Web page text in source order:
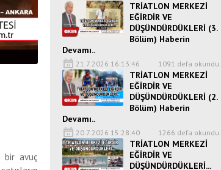
bir avuç
TRİATLON MERKEZİ
EĞİRDİR VE
DÜŞÜNDÜRDÜKLERİ (3.
Bölüm) Haberin
Devamı..
21.7.2026 16:13:46 1091 defa okundu.
TRİATLON MERKEZİ
EĞİRDİR VE
DÜŞÜNDÜRDÜKLERİ (2.
Bölüm) Haberin
Devamı..
20.7.2026 15:28:40 1266 defa okundu.
TRİATLON MERKEZİ
EĞİRDİR VE
DÜŞÜNDÜRDÜKLERİ...